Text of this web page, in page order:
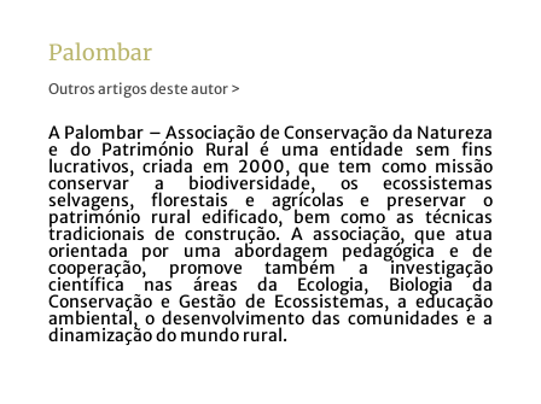
Palombar
Outros artigos deste autor >
A Palombar – Associação de Conservação da Natureza
e do Património Rural é uma entidade sem fins
lucrativos, criada em 2000, que tem como missão
conservar a biodiversidade, os ecossistemas
selvagens, florestais e agrícolas e preservar o
património rural edificado, bem como as técnicas
tradicionais de construção. A associação, que atua
orientada por uma abordagem pedagógica e de
cooperação, promove também a investigação
científica nas áreas da Ecologia, Biologia da
Conservação e Gestão de Ecossistemas, a educação
ambiental, o desenvolvimento das comunidades e a
dinamização do mundo rural.